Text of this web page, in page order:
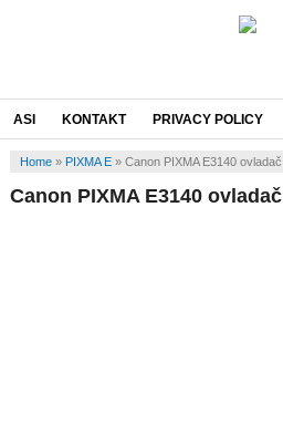
ASI KONTAKT PRIVACY POLICY
Home» PIXMA E» Canon PIXMA E3140 ovladač
Canon PIXMA E3140 ovladač